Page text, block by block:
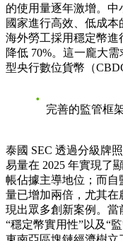
的使用量逐年激增。
國家進行高效、低成本
海外勞工採用穩定幣
降低 70%。這一龐大
型央行數位貨幣（
完善的監管框
泰國 SEC 透過分級牌
易量在 2025 年實現了
帳佔據主導地位；而自
量已增加兩倍，尤其
現出眾多創新案例。當
“穩定幣實用性”以及“